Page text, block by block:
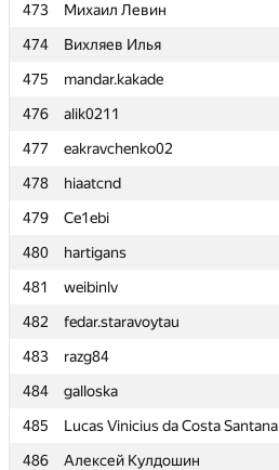
473
Михаил Левин
474
Вихляев Илья
475
mandar.kakade
476
alik0211
477
eakravchenko02
478
hiaatcnd
479
Ce1ebi
480
hartigans
481
weibinlv
482
fedar.staravoytau
483
razg84
484
galloska
485
Lucas Vinicius da Costa Santana
486
Алексей Кулдошин
473
Михаил Левин
474
Вихляев Илья
475
mandar.kakade
476
alik0211
477
eakravchenko02
478
hiaatcnd
479
Ce1ebi
480
hartigans
481
weibinlv
482
fedar.staravoytau
483
razg84
484
galloska
485
Lucas Vinicius da Costa Santana
486
Алексей Кулдошин